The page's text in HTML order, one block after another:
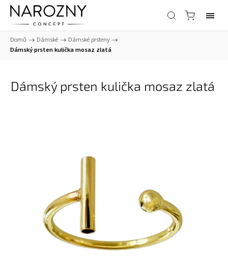
Domů / Dámské / Dámské prsteny /
Dámský prsten kulička mosaz zlatá
Dámský prsten kulička mosaz zlatá